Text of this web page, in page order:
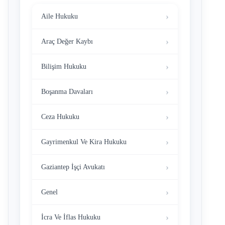
Aile Hukuku
Araç Değer Kaybı
Bilişim Hukuku
Boşanma Davaları
Ceza Hukuku
Gayrimenkul Ve Kira Hukuku
Gaziantep İşçi Avukatı
Genel
İcra Ve İflas Hukuku